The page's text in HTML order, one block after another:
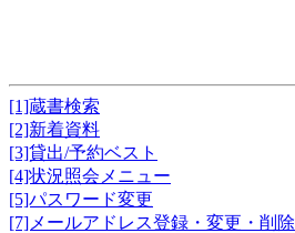
[1]蔵書検索
[2]新着資料
[3]貸出/予約ベスト
[4]状況照会メニュー
[5]パスワード変更
[7]メールアドレス登録・変更・削除